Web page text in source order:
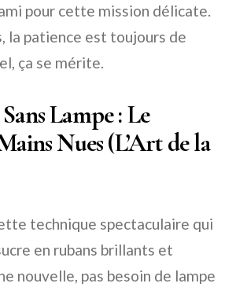
pour cette mission délicate.
la patience est toujours de
ça se mérite.
Lampe : Le
Nues (L’Art de la
technique spectaculaire qui
en rubans brillants et
nouvelle, pas besoin de lampe